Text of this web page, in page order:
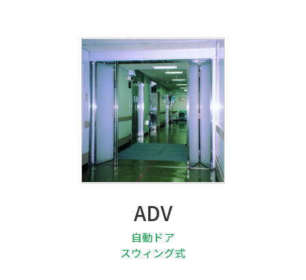
メールでのお問い合わせ
ADV
自動ドア
スウィング式